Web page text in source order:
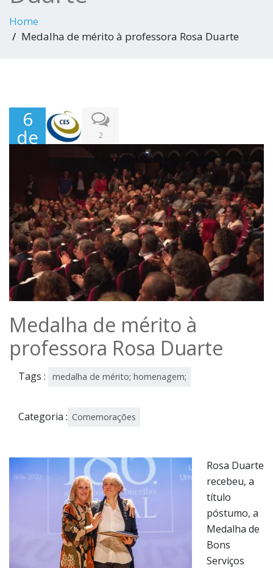
Home
Medalha de mérito à professora Rosa Duarte
6
de
bro
,
202
2
2
Medalha de mérito à
professora Rosa Duarte
Tags : medalha de mérito; homenagem;
Categoria : Comemorações
Rosa Duarte
recebeu, a
título
póstumo, a
Medalha de
Bons
Serviços